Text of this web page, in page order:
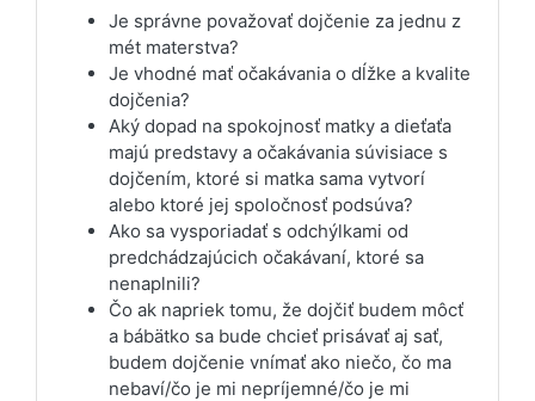
Je správne považovať dojčenie za jednu z
mét materstva?
Je vhodné mať očakávania o dĺžke a kvalite
dojčenia?
Aký dopad na spokojnosť matky a dieťaťa
majú predstavy a očakávania súvisiace s
dojčením, ktoré si matka sama vytvorí
alebo ktoré jej spoločnosť podsúva?
Ako sa vysporiadať s odchýlkami od
predchádzajúcich očakávaní, ktoré sa
nenaplnili?
Čo ak napriek tomu, že dojčiť budem môcť
a bábätko sa bude chcieť prisávať aj sať,
budem dojčenie vnímať ako niečo, čo ma
nebaví/čo je mi nepríjemné/čo je mi